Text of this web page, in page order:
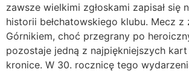
zawsze wielkimi zgłoskami zapisał się
historii bełchatowskiego klubu. Mecz z
Górnikiem, choć przegrany po
pozostaje jedną z najpiękniejszych
kronice. W 30. rocznicę tego